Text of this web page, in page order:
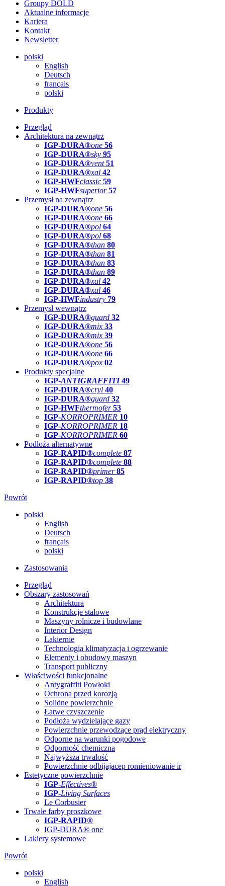
Groupy DOLD
Aktualne informacje
Kariera
Kontakt
Newsletter
polski
English
Deutsch
français
polski
Produkty
Przegląd
Architektura na zewnątrz
IGP-DURA®one 56
IGP-DURA®sky 95
IGP-DURA®vent 51
IGP-DURA®xal 42
IGP-HWFclassic 59
IGP-HWFsuperior 57
Przemysł na zewnątrz
IGP-DURA®one 56
IGP-DURA®one 66
IGP-DURA®pol 64
IGP-DURA®pol 68
IGP-DURA®than 80
IGP-DURA®than 81
IGP-DURA®than 83
IGP-DURA®than 89
IGP-DURA®xal 42
IGP-DURA®xal 46
IGP-HWFindustry 79
Przemysł wewnątrz
IGP-DURA®guard 32
IGP-DURA®mix 33
IGP-DURA®mix 39
IGP-DURA®one 56
IGP-DURA®one 66
IGP-DURA®pox 02
Produkty specjalne
IGP-ANTIGRAFFITI49
IGP-DURA®cryl 40
IGP-DURA®guard 32
IGP-HWFthermofer 53
IGP-KORROPRIMER 10
IGP-KORROPRIMER 18
IGP-KORROPRIMER 60
Podłoża alternatywne
IGP-RAPID®complete 87
IGP-RAPID®complete 88
IGP-RAPID®primer 85
IGP-RAPID®top 38
Powrót
polski
English
Deutsch
français
polski
Zastosowania
Przegląd
Obszary zastosowań
Architektura
Konstrukcje stalowe
Maszyny rolnicze i budowlane
Interior Design
Lakiernie
Technologia klimatyzacja i ogrzewanie
Elementy i obudowy maszyn
Transport publiczny
Właściwości funkcjonalne
Antygraffiti Powłoki
Ochrona przed korozją
Solidne powierzchnie
Łatwe czyszczenie
Podłoża wydzielające gazy
Powierzchnie przewodzące prąd elektryczny
Odporne na warunki pogodowe
Odporność chemiczna
Najwyższa trwałość
Powierzchnie odbijajacep romieniowanie ir
Estetyczne powierzchnie
IGP-Effectives®
IGP-Living Surfaces
Le Corbusier
Trwałe farby proszkowe
IGP-RAPID®
IGP-DURA® one
Lakiery systemowe
Powrót
polski
English